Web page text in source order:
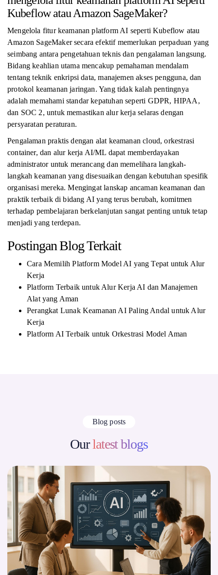
Kubeflow atau Amazon SageMaker?
Mengelola fitur keamanan platform AI seperti Kubeflow atau
Amazon SageMaker secara efektif memerlukan perpaduan yang
seimbang antara pengetahuan teknis dan pengalaman langsung.
Bidang keahlian utama mencakup pemahaman mendalam
tentang teknik enkripsi data, manajemen akses pengguna, dan
protokol keamanan jaringan. Yang tidak kalah pentingnya
adalah memahami standar kepatuhan seperti GDPR, HIPAA,
dan SOC 2, untuk memastikan alur kerja selaras dengan
persyaratan peraturan.
Pengalaman praktis dengan alat keamanan cloud, orkestrasi
container, dan alur kerja AI/ML dapat memberdayakan
administrator untuk merancang dan memelihara langkah-
langkah keamanan yang disesuaikan dengan kebutuhan spesifik
organisasi mereka. Mengingat lanskap ancaman keamanan dan
praktik terbaik di bidang AI yang terus berubah, komitmen
terhadap pembelajaran berkelanjutan sangat penting untuk tetap
menjadi yang terdepan.
Postingan Blog Terkait
Cara Memilih Platform Model AI yang Tepat untuk Alur
Kerja
Platform Terbaik untuk Alur Kerja AI dan Manajemen
Alat yang Aman
Perangkat Lunak Keamanan AI Paling Andal untuk Alur
Kerja
Platform AI Terbaik untuk Orkestrasi Model Aman
Blog posts
Ourlatest blogs